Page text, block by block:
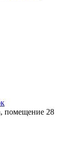
помещение 28